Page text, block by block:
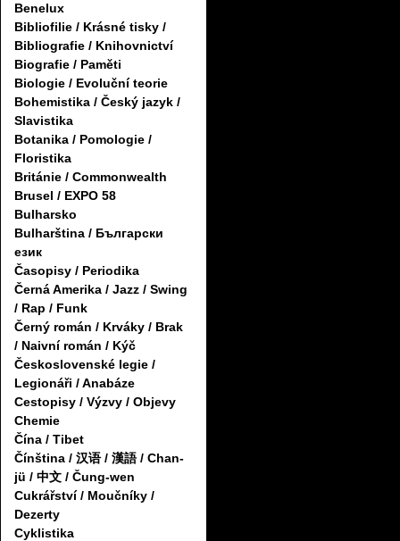
Benelux
Bibliofilie / Krásné tisky /
Bibliografie / Knihovnictví
Biografie / Paměti
Biologie / Evoluční teorie
Bohemistika / Český jazyk /
Slavistika
Botanika / Pomologie /
Floristika
Británie / Commonwealth
Brusel / EXPO 58
Bulharsko
Bulharština / Български
език
Časopisy / Periodika
Černá Amerika / Jazz / Swing
/ Rap / Funk
Černý román / Krváky / Brak
/ Naivní román / Kýč
Československé legie /
Legionáři / Anabáze
Cestopisy / Výzvy / Objevy
Chemie
Čína / Tibet
Čínština / 汉语 / 漢語 / Chan-
jü / 中文 / Čung-wen
Cukrářství / Moučníky /
Dezerty
Cyklistika